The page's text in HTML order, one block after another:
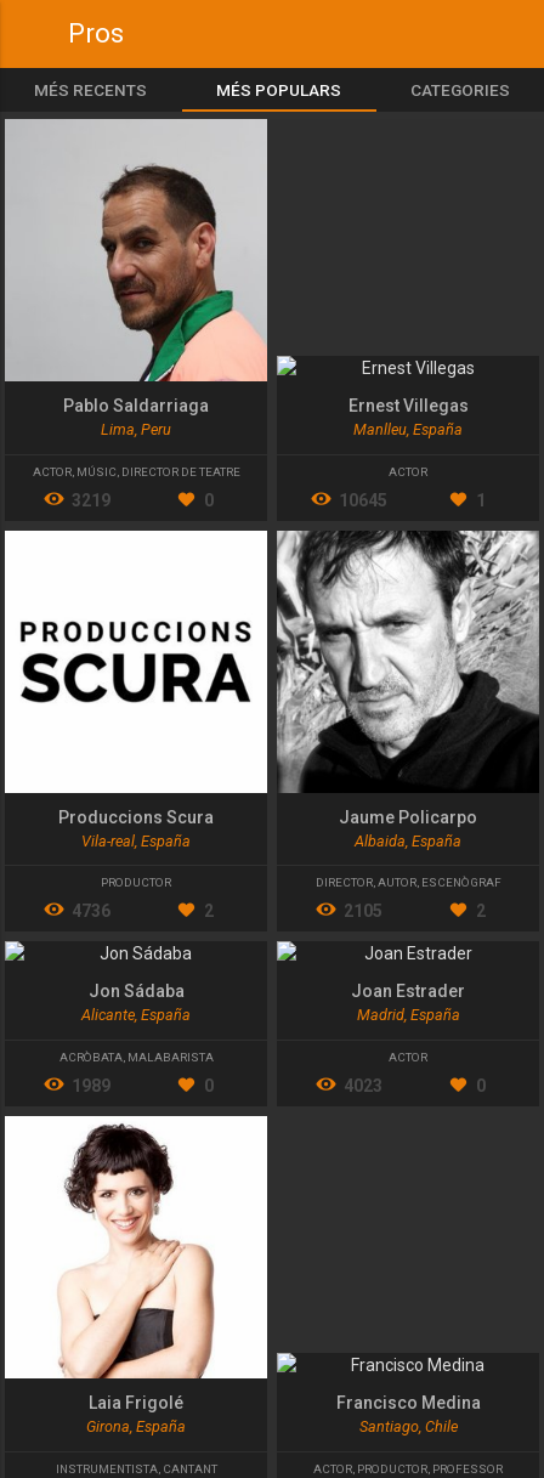
Pros
MÉS RECENTS MÉS POPULARS CATEGORIES
Pablo Saldarriaga
Lima, Peru
ACTOR, MÚSIC DIRECTOR DE TEATRE
3219 0
Ernest Villegas
Manlleu, España
ACTOR
10645 1
Produccions Scura
Vila-real, España
PRODUCTOR
4736 2
Jaume Policarpo
Albaida, España
DIRECTOR,AUTOR, ESCENÒGRAF
2105 2
Jon Sádaba
Alicante, España
ACRÒBATA, MALABARISTA
1989 0
Joan Estrader
Madrid, España
ACTOR
4023 0
Laia Frigolé
Girona, España
INSTRUMENTISTA, CANTANT
Francisco Medina
Santiago, Chile
ACTOR PRODUCTOR PROFESSOR